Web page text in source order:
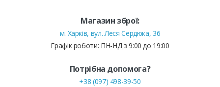
Магазин зброї:
м. Харків, вул. Леся Сердюка, 36
Графік роботи: ПН-НД з 9:00 до 19:00
Потрібна допомога?
+38 (097) 498-39-50